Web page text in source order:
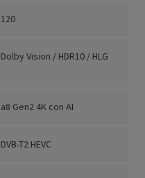
120
Dolby Vision / HDR10 / HLG
a8 Gen2 4K con AI
DVB-T2 HEVC